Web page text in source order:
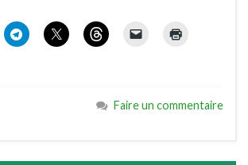
Faire un commentaire